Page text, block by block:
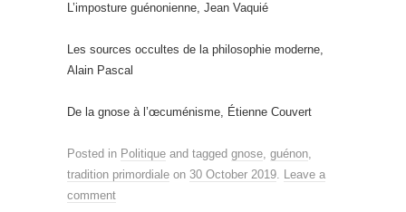
L’imposture guénonienne, Jean Vaquié
Les sources occultes de la philosophie moderne,
Alain Pascal
De la gnose à l’œcuménisme, Étienne Couvert
Posted in Politique and tagged gnose, guénon,
tradition primordiale on 30 October 2019. Leave a
comment